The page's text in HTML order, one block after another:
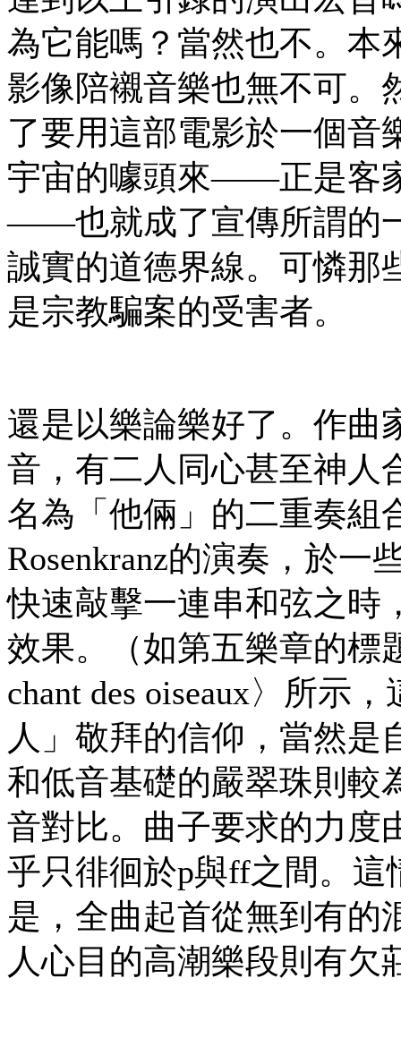
為它能嗎？當然也不。本
影像陪襯音樂也無不可。
了要用這部電影於一個音
宇宙的噱頭來——正是客
——也就成了宣傳所謂的
誠實的道德界線。可憐那
是宗教騙案的受害者。
還是以樂論樂好了。作曲
音，有二人同心甚至神人
名為「他倆」的二重奏組
Rosenkranz的演奏，於一
快速敲擊一連串和弦之時
效果。（如第五樂章的標
chant des oiseaux〉所示
人」敬拜的信仰，當然是
和低音基礎的嚴翠珠則較
音對比。曲子要求的力度
乎只徘徊於p與ff之間。
是，全曲起首從無到有的
人心目的高潮樂段則有欠